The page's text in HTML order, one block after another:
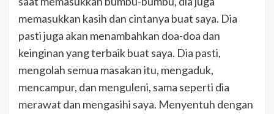
memasukkan kasih dan cintanya buat saya. Dia
pasti juga akan menambahkan doa-doa dan
keinginan yang terbaik buat saya. Dia pasti,
mengolah semua masakan itu, mengaduk,
mencampur, dan menguleni, sama seperti dia
merawat dan mengasihi saya. Menyentuh dengan